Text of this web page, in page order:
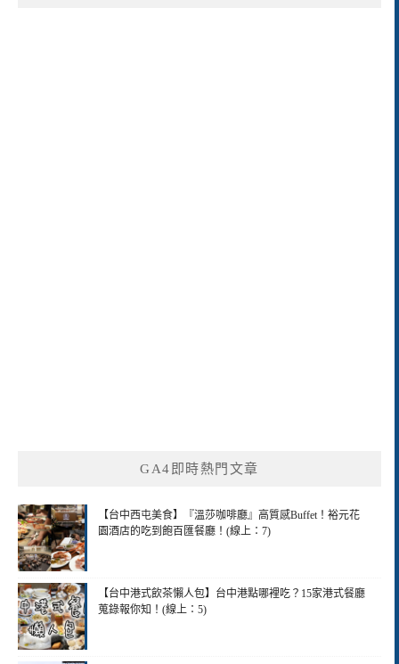
GA4即時熱門文章
【台中西屯美食】『溫莎咖啡廳』高質感Buffet！裕元花
園酒店的吃到飽百匯餐廳！(線上：7)
【台中港式飲茶懶人包】台中港點哪裡吃？15家港式餐廳
蒐錄報你知！(線上：5)